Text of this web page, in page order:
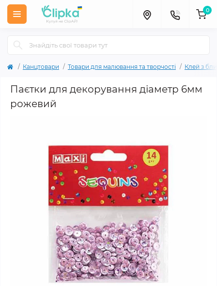
0
Канцтовари Товари для малювання та творчості Клей з
Паєтки для декорування діаметр 6мм
рожевий